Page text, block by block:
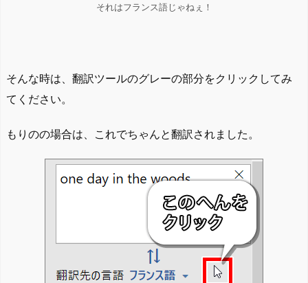
それはフランス語じゃねぇ！
そんな時は、翻訳ツールのグレーの部分をクリックしてみ
てください。
もりのの場合は、これでちゃんと翻訳されました。